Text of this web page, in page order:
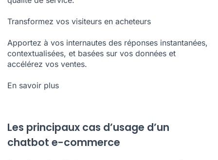
Transformez vos visiteurs en acheteurs
Apportez à vos internautes des réponses instantanées,
contextualisées, et basées sur vos données et
accélérez vos ventes.
En savoir plus
Les principaux cas d’usage d’un
chatbot e-commerce